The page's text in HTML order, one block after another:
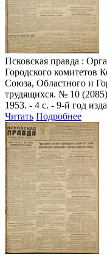
Псковская правда :
Городского комитетов
Союза, Областного и
трудящихся. № 10
1953. - 4 с. - 9-й год
Читать Подробнее